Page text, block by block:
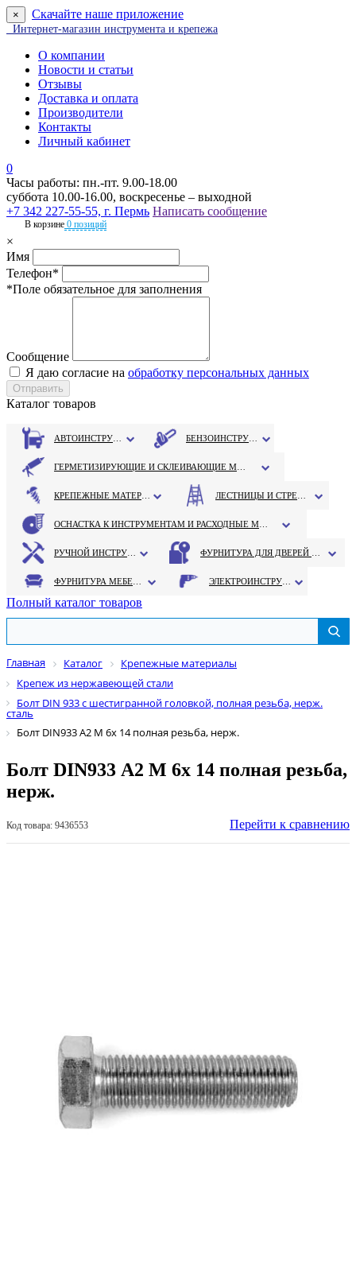
× Скачайте наше приложение
Интернет-магазин инструмента и крепежа
О компании
Новости и статьи
Отзывы
Доставка и оплата
Производители
Контакты
Личный кабинет
0
Часы работы: пн.-пт. 9.00-18.00
суббота 10.00-16.00, воскресенье – выходной
+7 342 227-55-55, г. Пермь Написать сообщение
В корзине 0 позиций
×
Имя
Телефон*
*Поле обязательное для заполнения
Сообщение
Я даю согласие на обработку персональных данных
Каталог товаров
Полный каталог товаров
Главная Каталог
Крепежные материалы
Крепеж из нержавеющей стали
Болт DIN 933 с шестигранной головкой, полная резьба, нерж.
сталь
Болт DIN933 А2 М 6х 14 полная резьба, нерж.
Болт DIN933 А2 М 6х 14 полная резьба,
нерж.
Код товара: 9436553 Перейти к сравнению